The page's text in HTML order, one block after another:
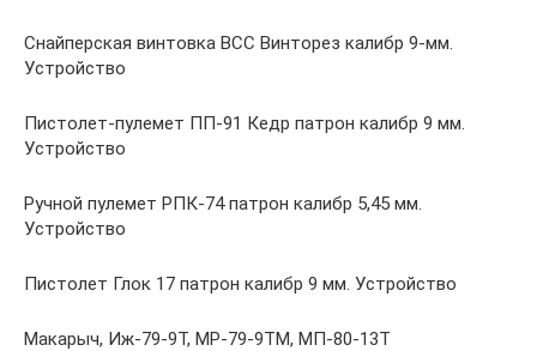
Снайперская винтовка ВСС Винторез калибр 9-мм.
Устройство
Пистолет-пулемет ПП-91 Кедр патрон калибр 9 мм.
Устройство
Ручной пулемет РПК-74 патрон калибр 5,45 мм.
Устройство
Пистолет Глок 17 патрон калибр 9 мм. Устройство
Макарыч, Иж-79-9Т, МР-79-9ТМ, МП-80-13Т